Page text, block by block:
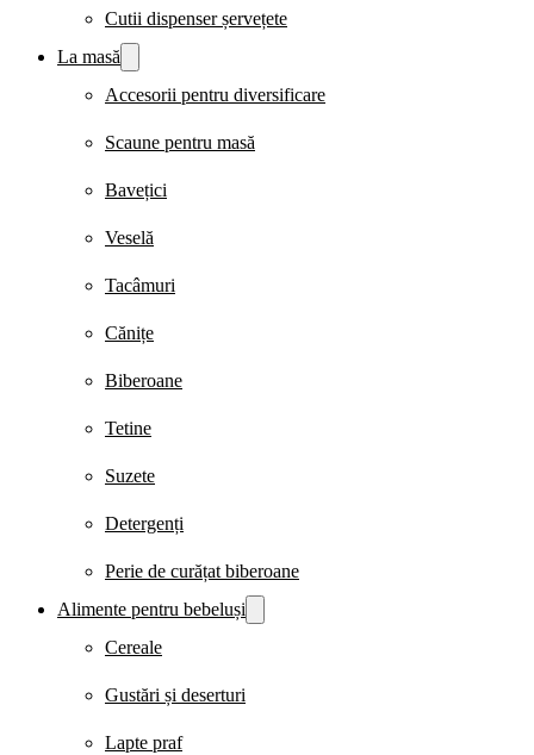
Cutii dispenser șervețete
La masă
Accesorii pentru diversificare
Scaune pentru masă
Bavețici
Veselă
Tacâmuri
Cănițe
Biberoane
Tetine
Suzete
Detergenți
Perie de curățat biberoane
Alimente pentru bebeluși
Cereale
Gustări și deserturi
Lapte praf